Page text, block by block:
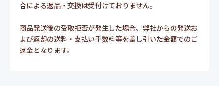
合による返品・交換は受付けておりません。
商品発送後の受取拒否が発生した場合、弊社からの発送お
よび返却の送料・支払い手数料等を差し引いた金額でのご
返金となります。